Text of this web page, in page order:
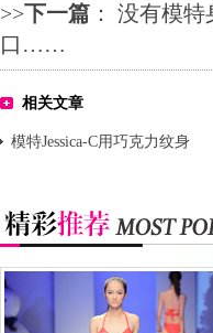
>>下一篇 ： 没有模特
口……
相关文章
模特Jessica-C用巧克力纹身